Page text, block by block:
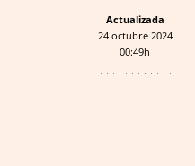
Actualizada
24 octubre 2024
00:49h